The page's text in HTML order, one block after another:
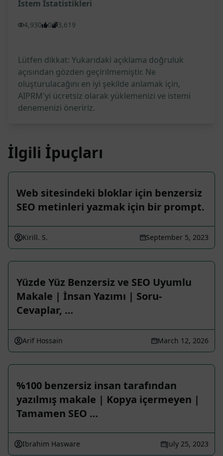
İstem İstatistikleri
4,930 0 3,619
Lütfen dikkat: Yukarıdaki açıklama doğruluk
açısından gözden geçirilmemiştir. Ne
oluşturulacağını en iyi şekilde anlamak için,
AIPRM'yi ücretsiz olarak yüklemenizi ve istemi
denemenizi öneririz.
İlgili İpuçları
Web sitesindeki bloklar için benzersiz
SEO metinleri yazmak için bir prompt.
Kirill. S. September 5, 2023
Yüzde Yüz Benzersiz ve SEO Uyumlu
Makale | İnsan Yazımı | Soru-
Cevaplar, …
Arif Hossain March 12, 2026
%100 benzersiz insan tarafından
yazılmış makale | Kopya içermeyen |
Tamamen SEO …
Ibrahim Hasware July 25, 2023